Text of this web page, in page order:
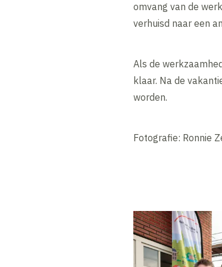
omvang van de
verhuisd naar een
Als de
klaar. Na de
worden.
Fotografie: Ronnie